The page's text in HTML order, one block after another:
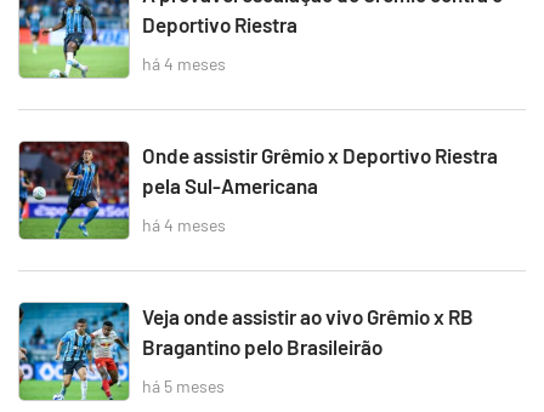
Deportivo Riestra
há 4 meses
Onde assistir Grêmio x Deportivo Riestra
pela Sul-Americana
há 4 meses
Veja onde assistir ao vivo Grêmio x RB
Bragantino pelo Brasileirão
há 5 meses